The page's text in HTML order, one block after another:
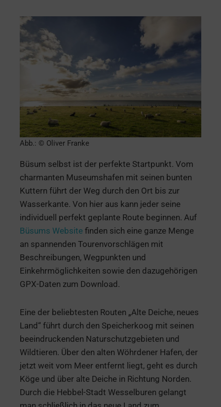
Abb.: © Oliver Franke
Büsum selbst ist der perfekte Startpunkt. Vom
charmanten Museumshafen mit seinen bunten
Kuttern führt der Weg durch den Ort bis zur
Wasserkante. Von hier aus kann jeder seine
individuell perfekt geplante Route beginnen. Auf
Büsums Website finden sich eine ganze Menge
an spannenden Tourenvorschlägen mit
Beschreibungen, Wegpunkten und
Einkehrmöglichkeiten sowie den dazugehörigen
GPX-Daten zum Download.
Eine der beliebtesten Routen „Alte Deiche, neues
Land“ führt durch den Speicherkoog mit seinen
beeindruckenden Naturschutzgebieten und
Wildtieren. Über den alten Wöhrdener Hafen, der
jetzt weit vom Meer entfernt liegt, geht es durch
Köge und über alte Deiche in Richtung Norden.
Durch die Hebbel-Stadt Wesselburen gelangt